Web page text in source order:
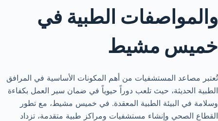
والمواصفات الطبية في
خميس مشيط
تُعتبر مصاعد المستشفيات من أهم المكونات الأساسية في المرافق
الطبية الحديثة، حيث تلعب دوراً حيوياً في ضمان سير العمل بكفاءة
وسلامة في البيئة الطبية المعقدة. في خميس مشيط، مع تطور
القطاع الصحي وإنشاء مستشفيات ومراكز طبية متقدمة، تزداد